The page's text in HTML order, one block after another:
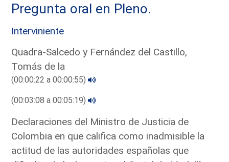
Pregunta oral en Pleno.
Interviniente
Quadra-Salcedo y Fernández del Castillo,
Tomás de la
(00:00:22 a 00:00:55)
(00:03:08 a 00:05:19)
Declaraciones del Ministro de Justicia de
Colombia en que califica como inadmisible la
actitud de las autoridades españolas que